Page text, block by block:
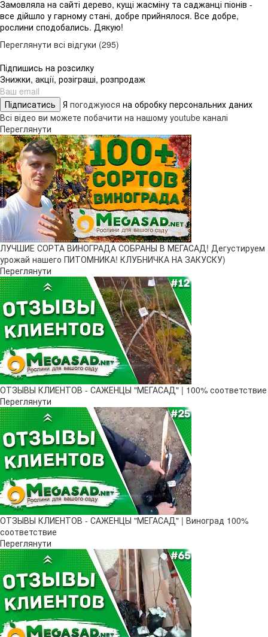
Замовляла на сайті дерево, кущі жасміну та саджанці піонів -
все дійшло у гарному стані, добре прийнялося. Все добре,
рослини сподобались. Дякую!
Переглянути всі відгуки (295)
Підпишись на розсилку
Знижки, акції, розіграші, розпродаж
Підписатись Я погоджуюся на обробку персональних даних
Всі відео ви можете побачити на нашому youtube каналі
Переглянути
ЛУЧШИЕ СОРТА ВИНОГРАДА СОБРАНЫ В МЕГАСАД! Дегустируем
урожай нашего ПИТОМНИКА! КЛУБНИЧКА НА ЗАКУСКУ)
Переглянути
ОТЗЫВЫ КЛИЕНТОВ - САЖЕНЦЫ "МЕГАСАД" | 100% соответствие
Переглянути
ОТЗЫВЫ КЛИЕНТОВ - САЖЕНЦЫ "МЕГАСАД" | Виноград 100%
соответствие
Переглянути